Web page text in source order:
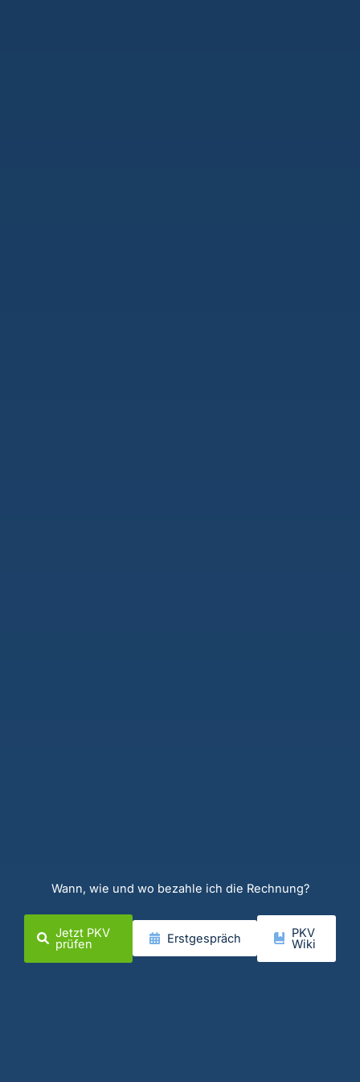
Wann, wie und wo bezahle ich die Rechnung?
Jetzt PKV
prüfen Erstgespräch PKV
Wiki